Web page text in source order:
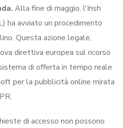
Alla fine di maggio, l'Irish
ha avviato un procedimento
Questa azione legale,
direttiva europea sul ricorso
di offerta in tempo reale
per la pubblicità online mirata
di accesso non possono